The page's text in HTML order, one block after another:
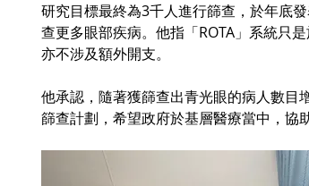
研究目標最終為3千人進行篩查，於年底
查更多眼部疾病。他指「ROTA」系統只
亦不涉及額外開支。
他承認，隨著獲篩查出青光眼的病人數目
篩查計劃，希望政府於基層醫療當中，協